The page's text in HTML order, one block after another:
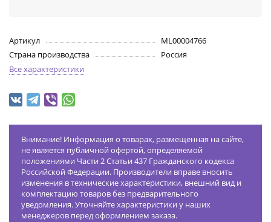
Артикул
ML00004766
Страна производства
Россия
Все характеристики
Внимание! Информация о товарах, размещенная на сайте,
не является публичной офертой, определяемой
положениями Части 2 Статьи 437 Гражданского кодекса
Российской Федерации. Производители вправе вносить
изменения в технические характеристики, внешний вид и
комплектацию товаров без предварительного
уведомления. Уточняйте характеристики у наших
менеджеров перед оформлением заказа.